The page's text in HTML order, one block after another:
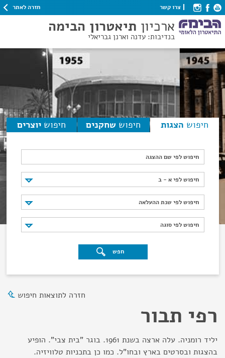
צרו קשר חזרה לאתר
ארכיון תיאטרון הבימה
בנדיבות: עדנה וארנן גבריאלי
חיפוש הצגות חיפוש שחקנים חיפוש יוצרים
חיפוש לפי שם ההצגה
חיפוש לפי א - ב
חיפוש לפי א - ב
חיפוש לפי שנת ההעלאה
חיפוש לפי שנת ההעלאה
חיפוש לפי סוגה
חיפוש לפי סוגה
חפש
חזרה לתוצאות חיפוש
רפי תבור
יליד רומניה. עלה ארצה בשנת 1961. בוגר "בית צבי". הופיע
בהצגות ובסרטים בארץ ובחו"ל. כמו כן בתכניות טלוויזיה.